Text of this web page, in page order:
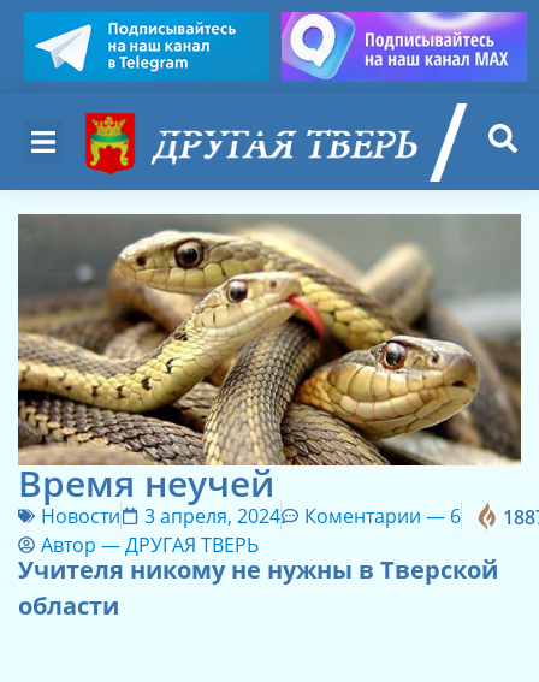
Время неучей
Новости 3 апреля, 2024 Коментарии — 6
Автор —ДРУГАЯ ТВЕРЬ
Учителя никому не нужны в Тверской
области